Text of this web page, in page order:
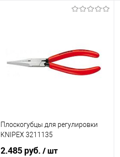
В избранное
Плоскогубцы для регулировки
KNIPEX 3211135
2.485 руб. / шт